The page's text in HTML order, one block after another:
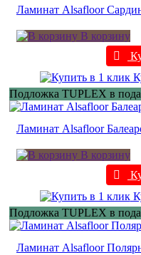
Ламинат Alsafloor
В корзину
Подложка TUPLEX в
Ламинат Alsafloor
В корзину
Подложка TUPLEX в
Ламинат Alsafloor